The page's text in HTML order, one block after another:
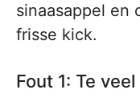
sinaasappel en
frisse kick.
Fout 1: Te